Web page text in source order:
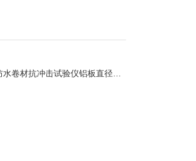
卷材抗冲击试验仪铝板直径介绍